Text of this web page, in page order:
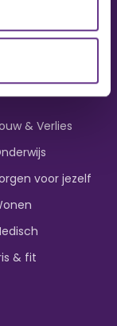
& Verlies
voor jezelf
& fit